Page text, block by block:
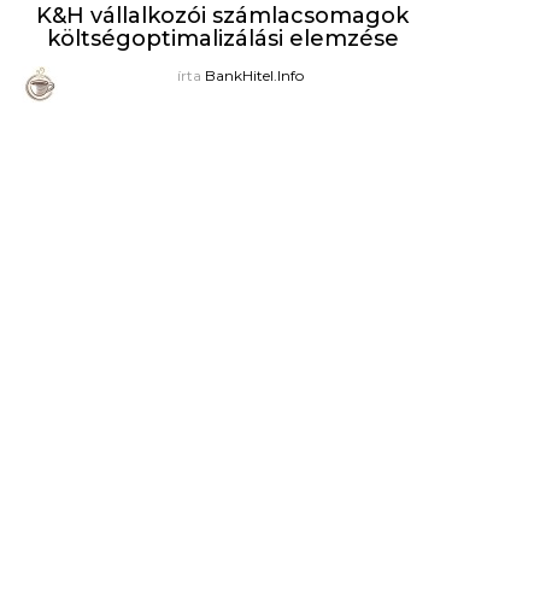
K&H vállalkozói számlacsomagok
költségoptimalizálási elemzése
írta BankHitel.Info